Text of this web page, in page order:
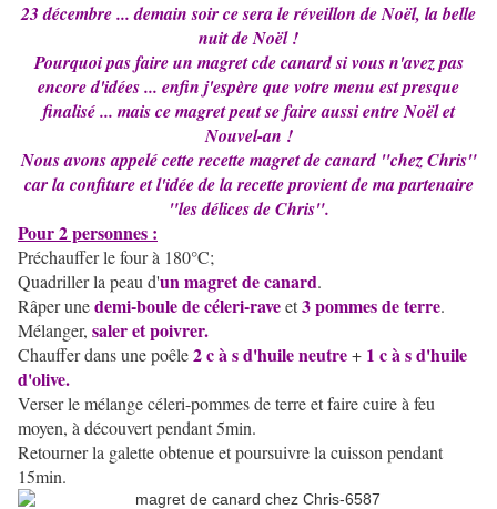
23 décembre ... demain soir ce sera le réveillon de Noël, la belle
nuit de Noël !
Pourquoi pas faire un magret cde canard si vous n'avez pas
encore d'idées ... enfin j'espère que votre menu est presque
finalisé ... mais ce magret peut se faire aussi entre Noël et
Nouvel-an !
Nous avons appelé cette recette magret de canard "chez Chris"
car la confiture et l'idée de la recette provient de ma partenaire
"les délices de Chris".
Pour 2 personnes :
Préchauffer le four à 180°C;
Quadriller la peau d'un magret de canard.
Râper unedemi-boule de céleri-raveet3 pommes de terre.
Mélanger, saler et poivrer.
Chauffer dans une poêle2 c à s d'huile neutre+ 1 c à s d'huile
d'olive.
Verser le mélange céleri-pommes de terre et faire cuire à feu
moyen, à découvert pendant 5min.
Retourner la galette obtenue et poursuivre la cuisson pendant
15min.